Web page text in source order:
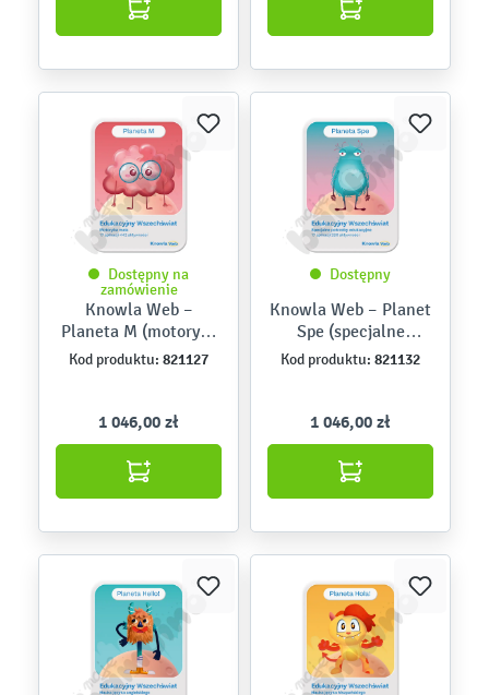
Dostępny na
zamówienie
Knowla Web –
Planeta M (motoryka
mała)
Kod produktu: 821127
1 046,00 zł
Dostępny
Knowla Web – Planet
Spe (specjalne
potrzeby edukacyjne)
Kod produktu: 821132
1 046,00 zł